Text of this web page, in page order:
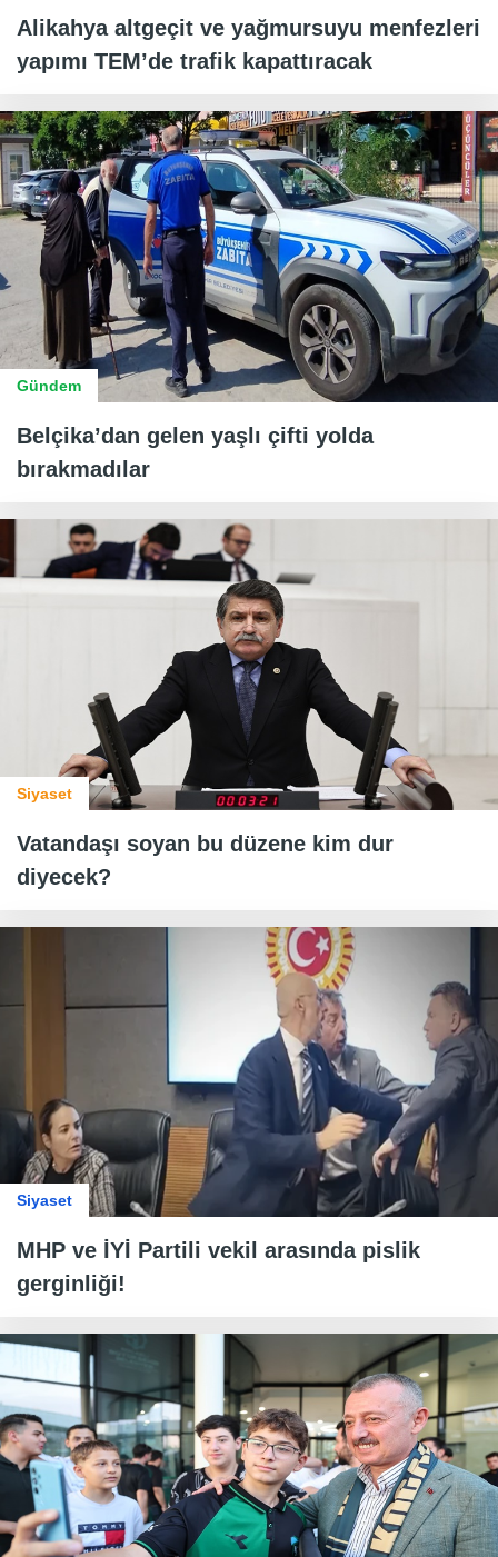
Alikahya altgeçit ve yağmursuyu menfezleri
yapımı TEM’de trafik kapattıracak
Gündem
Belçika’dan gelen yaşlı çifti yolda
bırakmadılar
Siyaset
Vatandaşı soyan bu düzene kim dur
diyecek?
Siyaset
MHP ve İYİ Partili vekil arasında pislik
gerginliği!